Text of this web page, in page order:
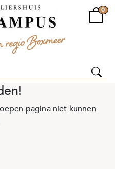
0
pagina niet kunnen